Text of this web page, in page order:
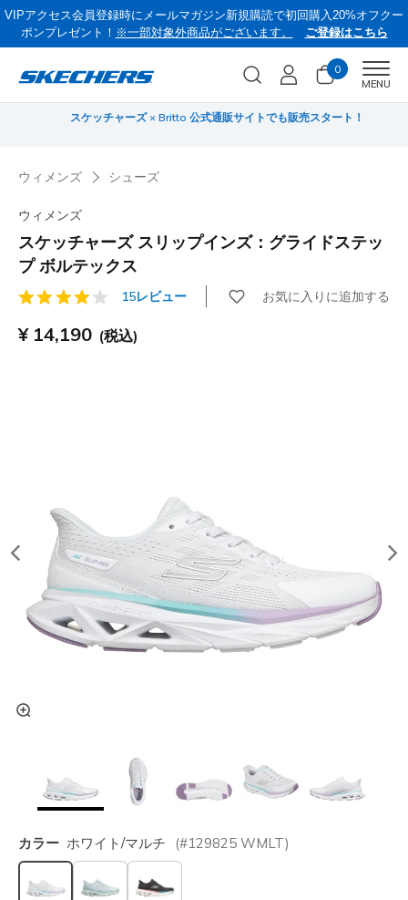
VIPアクセス会員登録時にメールマガジン新規購読で初回購入20%オフクー
ポンプレゼント！ ※一部対象外商品がございます。 ご登録はこちら
0
MENU
スケッチャーズ × Britto 公式通販サイトでも販売スタート！
ウィメンズ シューズ
ウィメンズ
スケッチャーズ スリップインズ：グライドステッ
プ ボルテックス
顧客評価3.6/5件15レビュー お気に入りに追加する
¥ 14,190 (税込)
カラー ホワイト/マルチ (#129825 WMLT)